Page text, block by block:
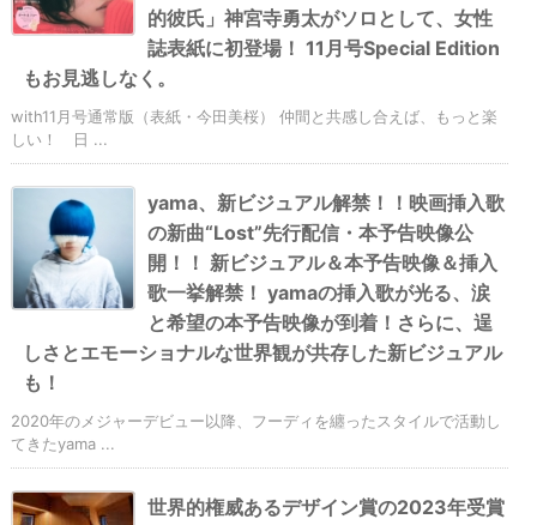
的彼氏」神宮寺勇太がソロとして、女性
誌表紙に初登場！ 11月号Special Edition
もお見逃しなく。
with11月号通常版（表紙・今田美桜） 仲間と共感し合えば、もっと楽
しい！ 日 ...
yama、新ビジュアル解禁！！映画挿入歌
の新曲“Lost”先行配信・本予告映像公
開！！ 新ビジュアル＆本予告映像＆挿入
歌一挙解禁！ yamaの挿入歌が光る、涙
と希望の本予告映像が到着！さらに、逞
しさとエモーショナルな世界観が共存した新ビジュアル
も！
2020年のメジャーデビュー以降、フーディを纏ったスタイルで活動し
てきたyama ...
世界的権威あるデザイン賞の2023年受賞